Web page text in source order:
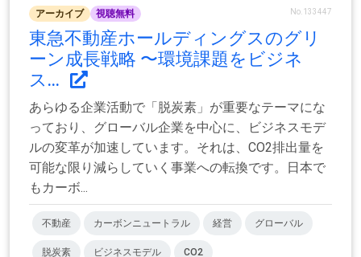
アーカイブ 視聴無料 No.133447
東急不動産ホールディングスのグリ
ーン成長戦略 〜環境課題をビジネ
ス...
あらゆる企業活動で「脱炭素」が重要なテーマにな
っており、グローバル企業を中心に、ビジネスモデ
ルの変革が加速しています。それは、CO2排出量を
可能な限り減らしていく事業への転換です。日本で
もカーボ...
不動産 カーボンニュートラル 経営 グローバル
脱炭素 ビジネスモデル CO2